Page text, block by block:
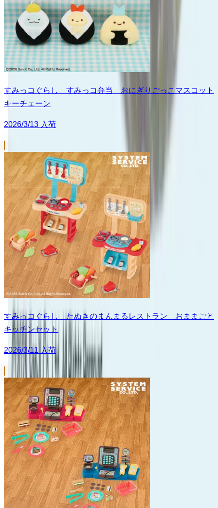
すみっコぐらし すみっコ弁当 おにぎりごっこマスコット
キーチェーン
2026/3/13 入荷
すみっコぐらし たぬきのまんまるレストラン おままごと
キッチンセット
2026/3/11 入荷